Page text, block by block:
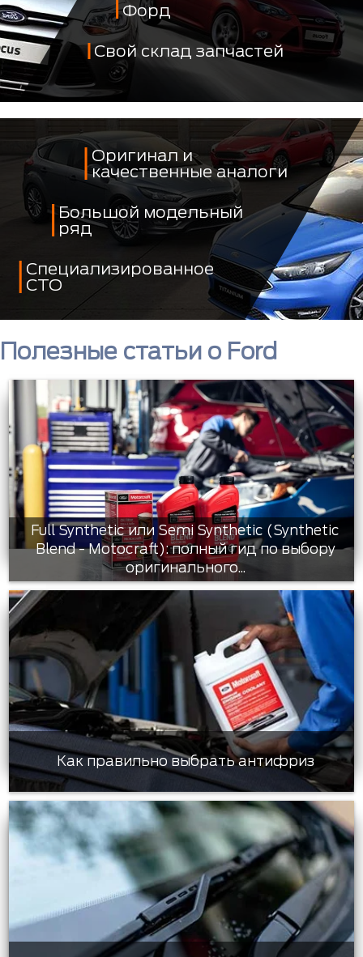
Форд
Свой склад запчастей
Оригинал и
качественные аналоги
Большой модельный
ряд
Специализированное
СТО
Полезные статьи о Ford
Full Synthetic или Semi Synthetic (Synthetic
Blend - Motocraft): полный гид по выбору
оригинального...
Как правильно выбрать антифриз